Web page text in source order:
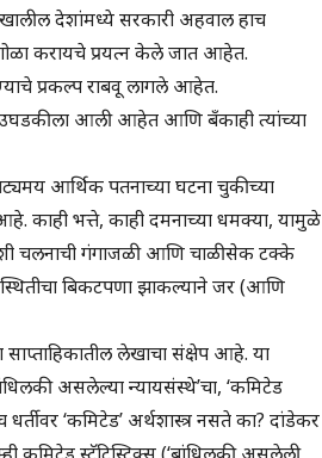
देशांमध्ये सरकारी अहवाल हाच
करायचे प्रयत्न केले जात आहेत.
प्रकल्प राबवू लागले आहेत.
उघडकीला आली आहेत आणि बँकाही त्यांच्या
आर्थिक पतनाच्या घटना चुकीच्या
भत्ते, काही दमनाच्या धमक्या, यामुळे
चलनाची गंगाजळी आणि चाळीसेक टक्के
बिकटपणा झाकल्याने जर (आणि
साप्ताहिकातील लेखाचा संक्षेप आहे. या
असलेल्या न्यायसंस्थे’चा, ‘कमिटेड
‘कमिटेड’ अर्थशास्त्र नसते का? दांडेकर